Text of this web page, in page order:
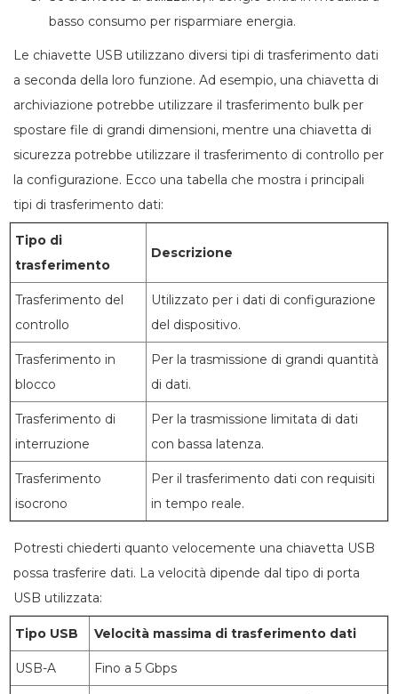
basso consumo per risparmiare energia.
Le chiavette USB utilizzano diversi tipi di trasferimento dati
a seconda della loro funzione. Ad esempio, una chiavetta di
archiviazione potrebbe utilizzare il trasferimento bulk per
spostare file di grandi dimensioni, mentre una chiavetta di
sicurezza potrebbe utilizzare il trasferimento di controllo per
la configurazione. Ecco una tabella che mostra i principali
tipi di trasferimento dati:
Tipo di
trasferimento
Descrizione
Trasferimento del
controllo
Utilizzato per i dati di configurazione
del dispositivo.
Trasferimento in
blocco
Per la trasmissione di grandi quantità
di dati.
Trasferimento di
interruzione
Per la trasmissione limitata di dati
con bassa latenza.
Trasferimento
isocrono
Per il trasferimento dati con requisiti
in tempo reale.
Potresti chiederti quanto velocemente una chiavetta USB
possa trasferire dati. La velocità dipende dal tipo di porta
USB utilizzata:
Tipo USB Velocità massima di trasferimento dati
USB-A Fino a 5 Gbps